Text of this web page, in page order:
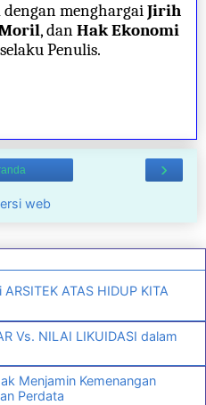
menghargaiJirih
, danHak Ekonomi
Penulis.
›
web
ATAS HIDUP KITA
Vs. NILAI LIKUIDASI dalam
Menjamin Kemenangan
Perdata